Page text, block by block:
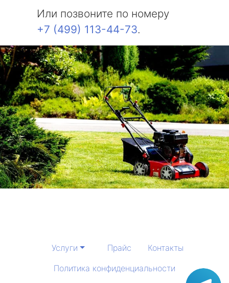
Или позвоните по номеру
+7 (499) 113-44-73.
Услуги Прайс
Контакты
Политика конфиденциальности